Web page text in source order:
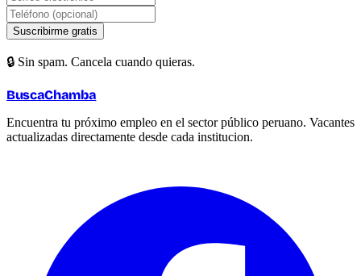
Suscribirme gratis
🔒 Sin spam. Cancela cuando quieras.
BuscaChamba
Encuentra tu próximo empleo en el sector público peruano. Vacantes
actualizadas directamente desde cada institucion.